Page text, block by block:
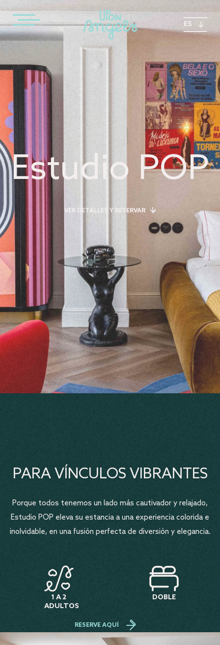
ES
Estudio POP
VER DETALLES Y RESERVAR
PARA VÍNCULOS VIBRANTES
Porque todos tenemos un lado más cautivador y relajado,
Estudio POP eleva su estancia a una experiencia colorida e
inolvidable, en una fusión perfecta de diversión y elegancia.
1 A 2
ADULTOS
DOBLE
RESERVE AQUÍ